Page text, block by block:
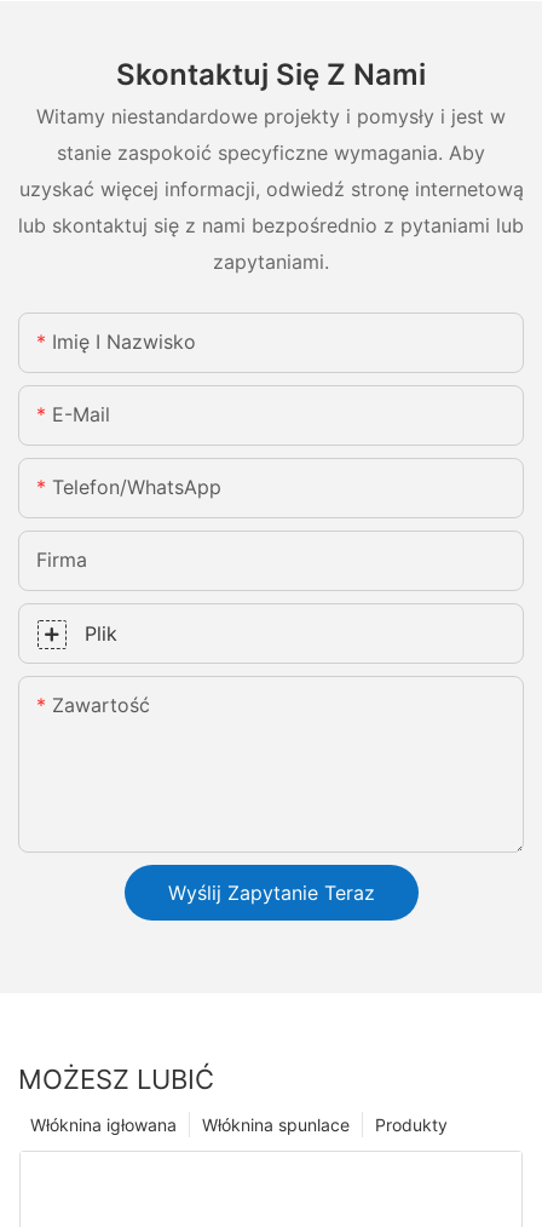
Skontaktuj Się Z Nami
Witamy niestandardowe projekty i pomysły i jest w
stanie zaspokoić specyficzne wymagania. Aby
uzyskać więcej informacji, odwiedź stronę internetową
lub skontaktuj się z nami bezpośrednio z pytaniami lub
zapytaniami.
Imię I Nazwisko
E-Mail
Telefon/WhatsApp
Firma
Plik
Zawartość
Wyślij Zapytanie Teraz
MOŻESZ LUBIĆ
Produkty
Włóknina spunlace
Włóknina igłowana